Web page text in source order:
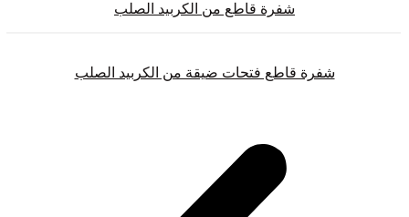
شفرة قاطع من الكربيد الصلب
شفرة قاطع فتحات ضيقة من الكربيد الصلب